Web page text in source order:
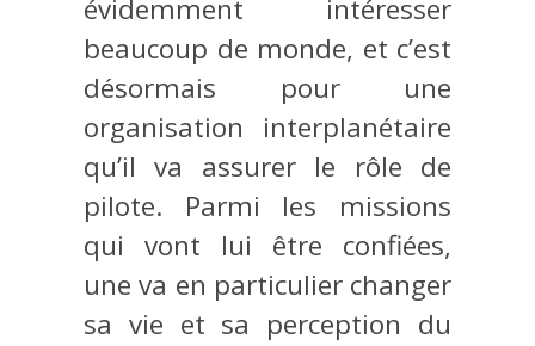
évidemment intéresser
beaucoup de monde, et c’est
désormais pour une
organisation interplanétaire
qu’il va assurer le rôle de
pilote. Parmi les missions
qui vont lui être confiées,
une va en particulier changer
sa vie et sa perception du